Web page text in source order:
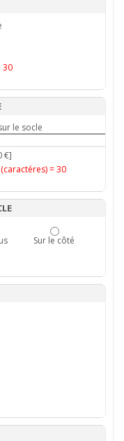
30
le socle
€]
=30
Sur le côté